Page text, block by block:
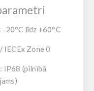
20°C līdz +60°C
IECEx Zone 0
IP68 (pilnībā